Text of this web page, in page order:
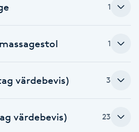
1
1
värdebevis) 3
värdebevis) 23